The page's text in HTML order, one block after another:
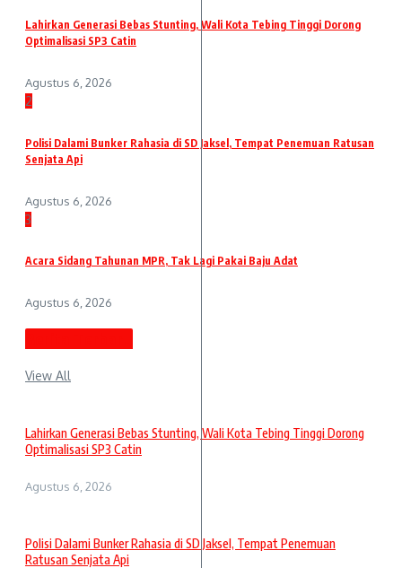
Lahirkan Generasi Bebas Stunting, Wali Kota Tebing Tinggi Dorong
Optimalisasi SP3 Catin
Agustus 6, 2026
2
Polisi Dalami Bunker Rahasia di SD Jaksel, Tempat Penemuan Ratusan
Senjata Api
Agustus 6, 2026
3
Acara Sidang Tahunan MPR, Tak Lagi Pakai Baju Adat
Agustus 6, 2026
View All
Lahirkan Generasi Bebas Stunting, Wali Kota Tebing Tinggi Dorong
Optimalisasi SP3 Catin
Agustus 6, 2026
Polisi Dalami Bunker Rahasia di SD Jaksel, Tempat Penemuan
Ratusan Senjata Api